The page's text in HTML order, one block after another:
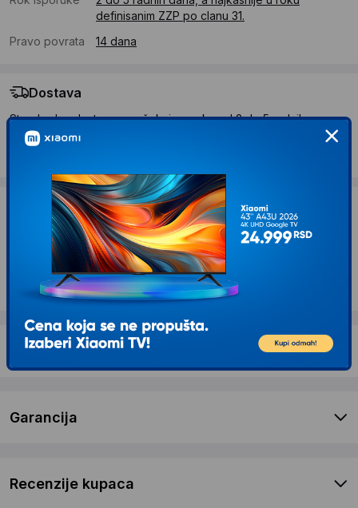
definisanim ZZP po clanu 31.
Pravo povrata
14 dana
Dostava
Standardna dostava se očekuje u roku od 2 do 5 radnih
dana
Želite li ponudu za firmu?
Kontaktirajte nas
Opis proizvoda BEKO Ventilator EFS 6700 B
Dostava i povrat
Garancija
Recenzije kupaca